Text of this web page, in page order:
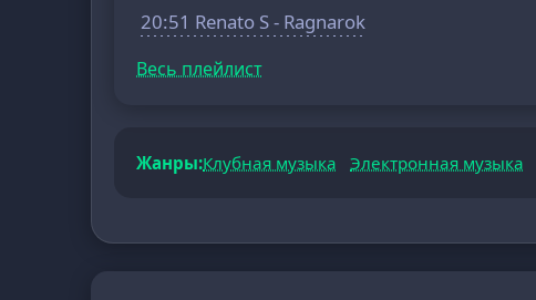
20:51 Renato S - Ragnarok
Весь плейлист
Жанры:Клубная музыка Электронная музыка